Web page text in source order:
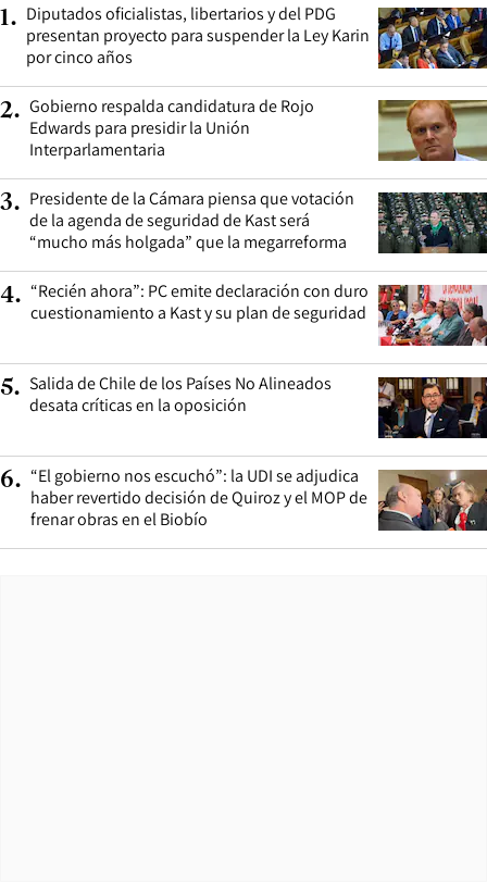
1. Diputados oficialistas, libertarios y del PDG
presentan proyecto para suspender la Ley Karin
por cinco años
2. Gobierno respalda candidatura de Rojo
Edwards para presidir la Unión
Interparlamentaria
3. Presidente de la Cámara piensa que votación
de la agenda de seguridad de Kast será
“mucho más holgada” que la megarreforma
4. “Recién ahora”: PC emite declaración con duro
cuestionamiento a Kast y su plan de seguridad
5. Salida de Chile de los Países No Alineados
desata críticas en la oposición
6. “El gobierno nos escuchó”: la UDI se adjudica
haber revertido decisión de Quiroz y el MOP de
frenar obras en el Biobío